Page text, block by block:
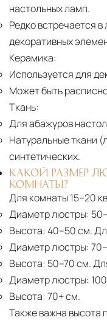
настольных ламп.
Редко встречается
декоративных
Керамика:
Используется для
Может быть
Ткань:
Для абажуров
Натуральные ткани
синтетических.
КАКОЙ РАЗМЕР
КОМНАТЫ?
Для комнаты 15–20
Диаметр люстры:
Высота: 40–50 см.
Диаметр люстры:
Высота: 50–70 см.
Диаметр люстры:
Высота: 70+ см.
Также важна высота